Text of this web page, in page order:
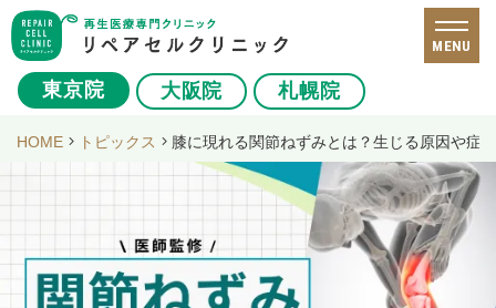
東京院 大阪院 札幌院
MENU
HOME トピックス 膝に現れる関節ねずみとは？生じる原因や症